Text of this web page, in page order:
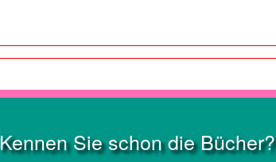
Kennen Sie schon die Bücher?